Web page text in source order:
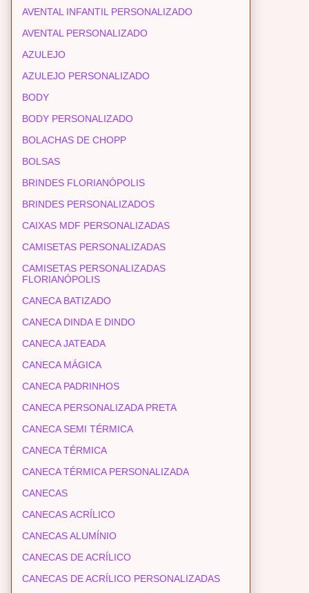
AVENTAL INFANTIL PERSONALIZADO
AVENTAL PERSONALIZADO
AZULEJO
AZULEJO PERSONALIZADO
BODY
BODY PERSONALIZADO
BOLACHAS DE CHOPP
BOLSAS
BRINDES FLORIANÓPOLIS
BRINDES PERSONALIZADOS
CAIXAS MDF PERSONALIZADAS
CAMISETAS PERSONALIZADAS
CAMISETAS PERSONALIZADAS
FLORIANÓPOLIS
CANECA BATIZADO
CANECA DINDA E DINDO
CANECA JATEADA
CANECA MÁGICA
CANECA PADRINHOS
CANECA PERSONALIZADA PRETA
CANECA SEMI TÉRMICA
CANECA TÉRMICA
CANECA TÉRMICA PERSONALIZADA
CANECAS
CANECAS ACRÍLICO
CANECAS ALUMÍNIO
CANECAS DE ACRÍLICO
CANECAS DE ACRÍLICO PERSONALIZADAS